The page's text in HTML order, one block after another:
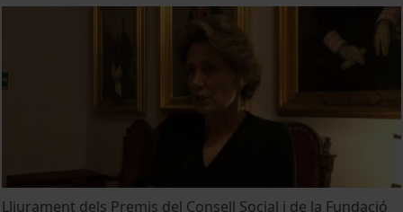
Lliurament dels Premis del Consell Social i de la Fundació